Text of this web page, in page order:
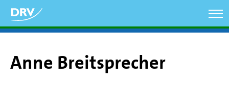
zum
Inhalt
Anne Breitsprecher